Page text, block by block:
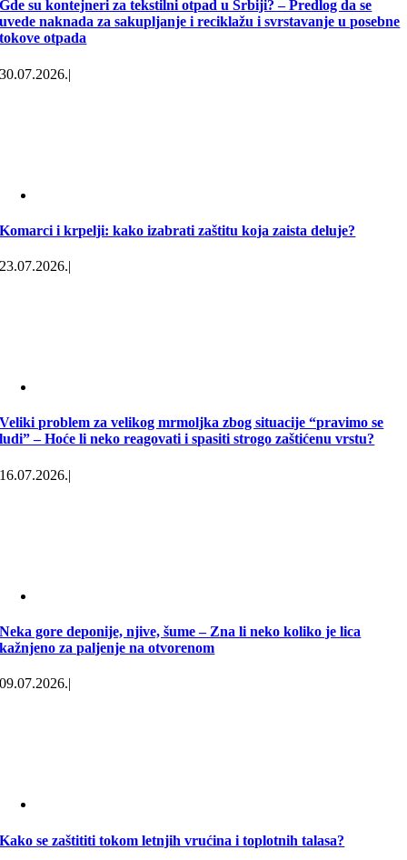
Gde su kontejneri za tekstilni otpad u Srbiji? – Predlog da se
uvede naknada za sakupljanje i reciklažu i svrstavanje u posebne
tokove otpada
30.07.2026.|
Komarci i krpelji: kako izabrati zaštitu koja zaista deluje?
23.07.2026.|
Veliki problem za velikog mrmoljka zbog situacije “pravimo se
ludi” – Hoće li neko reagovati i spasiti strogo zaštićenu vrstu?
16.07.2026.|
Neka gore deponije, njive, šume – Zna li neko koliko je lica
kažnjeno za paljenje na otvorenom
09.07.2026.|
Kako se zaštititi tokom letnjih vrućina i toplotnih talasa?